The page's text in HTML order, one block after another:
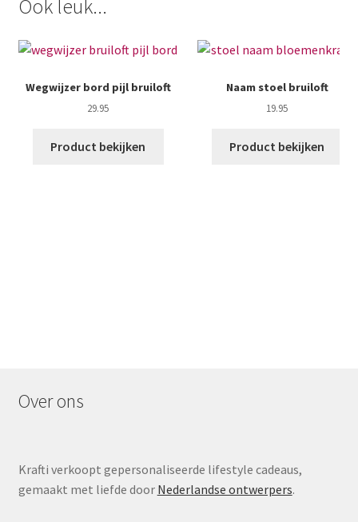
Ook leuk...
Wegwijzer bord pijl bruiloft
29.95
Product bekijken
Naam stoel bruiloft
19.95
Product bekijken
Over ons
Krafti verkoopt gepersonaliseerde lifestyle cadeaus,
gemaakt met liefde door Nederlandse ontwerpers.